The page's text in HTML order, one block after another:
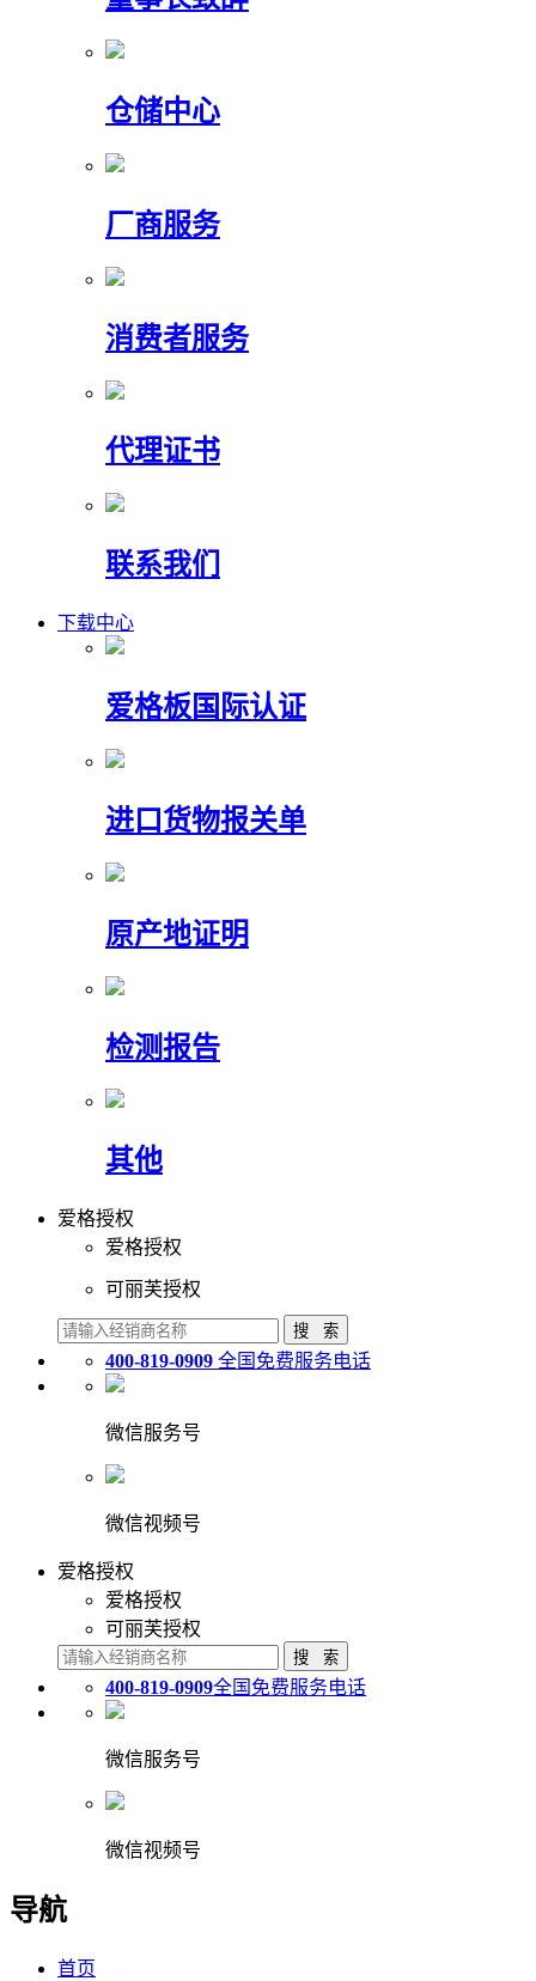
仓储中心
厂商服务
消费者服务
代理证书
联系我们
下载中心
爱格板国际认证
进口货物报关单
原产地证明
检测报告
其他
爱格授权
爱格授权
可丽芙授权
400-819-0909 全国免费服务电话
微信服务号
微信视频号
爱格授权
爱格授权
可丽芙授权
400-819-0909全国免费服务电话
微信服务号
微信视频号
导航
首页